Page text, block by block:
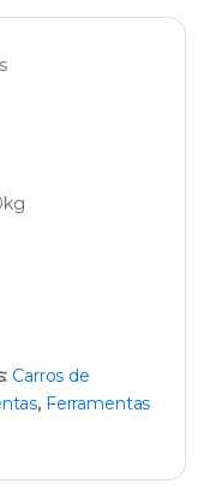
Carros de
, Ferramentas